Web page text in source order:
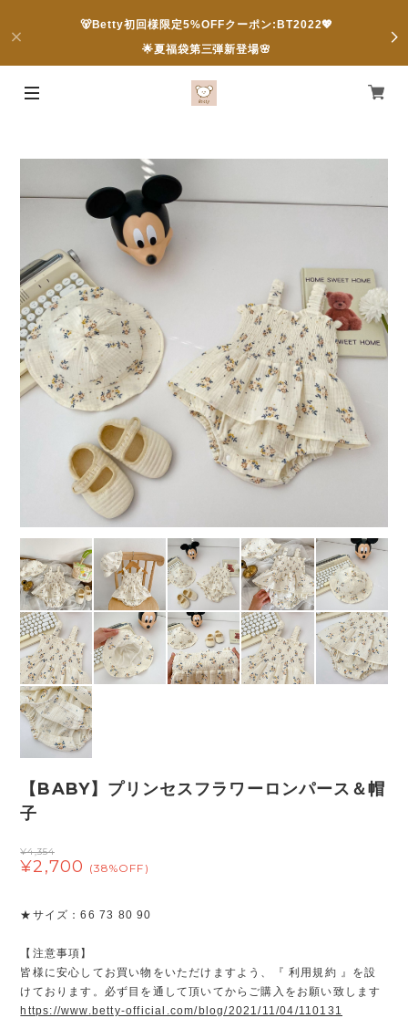
🐻Betty初回様限定5%OFFクーポン:BT2022💖
🌟夏福袋第三弾新登場🌸
【BABY】プリンセスフラワーロンパース＆帽
子
¥4,354
¥2,700 (38%OFF)
★サイズ：66 73 80 90
【注意事項】
皆様に安心してお買い物をいただけますよう、『 利用規約 』を設
けております。必ず目を通して頂いてからご購入をお願い致します
https://www.betty-official.com/blog/2021/11/04/110131